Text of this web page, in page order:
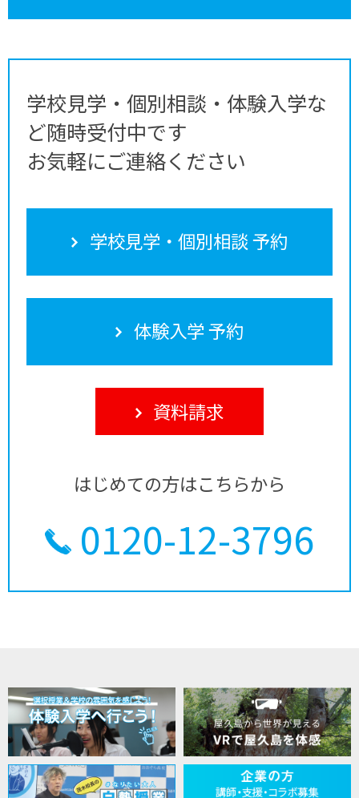
学校見学・個別相談・体験入学な
ど随時受付中です
お気軽にご連絡ください
学校見学・個別相談 予約
体験入学 予約
資料請求
はじめての方はこちらから
0120-12-3796